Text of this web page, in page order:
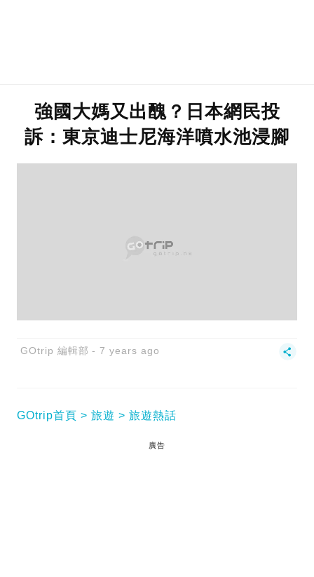
強國大媽又出醜？日本網民投
訴：東京迪士尼海洋噴水池浸腳
GOtrip 編輯部 7 years ago
GOtrip首頁 旅遊 旅遊熱話
廣告